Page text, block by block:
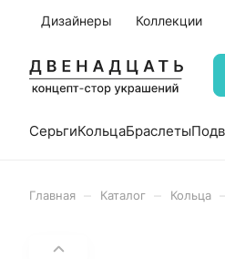
Дизайнеры Коллекции
СерьгиКольцаБраслеты
Главная Каталог Кольца